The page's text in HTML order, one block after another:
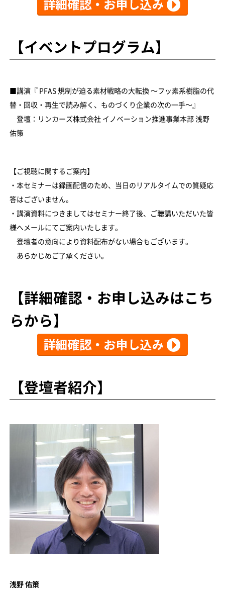
【イベントプログラム】
■講演『 PFAS 規制が迫る素材戦略の大転換 〜フッ素系樹脂の代
替・回収・再生で読み解く、ものづくり企業の次の一手〜』
登壇：リンカーズ株式会社 イノベーション推進事業本部 浅野
佑策
【ご視聴に関するご案内】
・本セミナーは録画配信のため、当日のリアルタイムでの質疑応
答はございません。
・講演資料につきましてはセミナー終了後、ご聴講いただいた皆
様へメールにてご案内いたします。
登壇者の意向により資料配布がない場合もございます。
あらかじめご了承ください。
【詳細確認・お申し込みはこち
らから】
【登壇者紹介】
浅野 佑策